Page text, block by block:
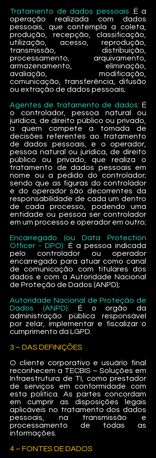
Tratamento de dados pessoais: É a
operação realizada com dados
pessoais, que contempla a coleta,
produção, recepção, classificação,
utilização, acesso, reprodução,
transmissão, distribuição,
processamento, arquivamento,
armazenamento, eliminação,
avaliação, modificação,
comunicação, transferência, difusão
ou extração de dados pessoais;
Agentes de tratamento de dados: É
o controlador, pessoa natural ou
jurídica, de direito público ou privado,
a quem compete a tomada de
decisões referentes ao tratamento
de dados pessoais, e o operador,
pessoa natural ou jurídica, de direito
público ou privado, que realiza o
tratamento de dados pessoais em
nome ou a pedido do controlador;
sendo que as figuras do controlador
e do operador são decorrentes da
responsabilidade de cada um dentro
de cada processo, podendo uma
entidade ou pessoa ser controlador
em um processo e operador em outro;
Encarregado (ou Data Protection
Officer - DPO): É a pessoa indicada
pelo controlador ou operador
encarregado para atuar como canal
de comunicação com titulares dos
dados e com a Autoridade Nacional
de Proteção de Dados (ANPD);
Autoridade Nacional de Proteção de
Dados (ANPD): É o orgão da
administração pública responsável
por zelar, implementar e fiscalizar o
cumprimento da LGPD.
3 – DAS DEFINIÇÕES
O cliente corporativo e usuário final
reconhecem a TECBIS – Soluções em
Infraestrutura de TI, como prestador
de serviços em conformidade com
esta política. As partes concordam
em cumprir as disposições legais
aplicáveis ​​no tratamento dos dados
pessoais, na transmissão e
processamento de todas as
informações.
4 – FONTES DE DADOS